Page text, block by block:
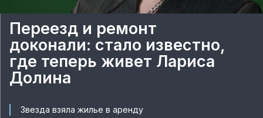
Переезд и ремонт
доконали: стало известно,
где теперь живет Лариса
Долина
Звезда взяла жилье в аренду